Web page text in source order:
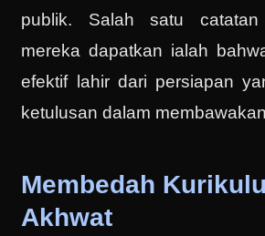
publik. Salah satu
mereka dapatkan ialah
efektif lahir dari persiapan
ketulusan dalam
Membedah
Akhwat